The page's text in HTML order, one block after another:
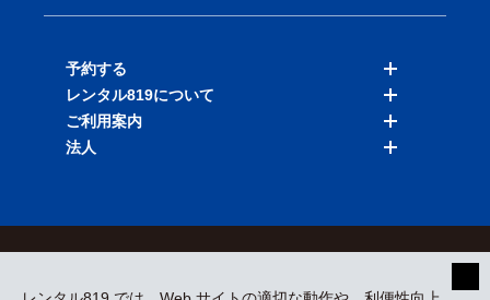
予約する
バイクを探す
店舗を探す
レンタル819について
料金表
ご利用案内
法人